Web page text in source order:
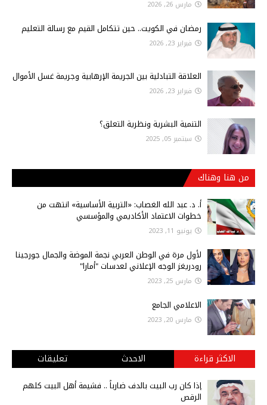
مارس 26, 2026
رمضان في الكويت.. حين تتكامل القيم مع رسالة التعليم
فبراير 23, 2026
العلاقة التبادلية بين الجريمة الإرهابية وجريمة غسل الأموال
فبراير 23, 2026
التنمية البشرية ونظرية التعلق؟
سبتمبر 05, 2025
من هنا وهناك
أ‌. د. عبد الله الغصاب: «التربية الأساسية» انتهت من
خطوات الاعتماد الأكاديمي والمؤسسي
يونيو 11, 2023
لأول مرة في الوطن العربي نجمة الموضة والجمال جورجينا
رودريغز الوجه الإعلاني لعدسات "أمارا"
مارس 25, 2023
الاعلامي الجامع
مارس 20, 2023
الاكثر قراءة الاحدث تعليقات
إذا كان رب البيت بالدف ضارباً .. فشيمة أهل البيت كلهم
الرقص